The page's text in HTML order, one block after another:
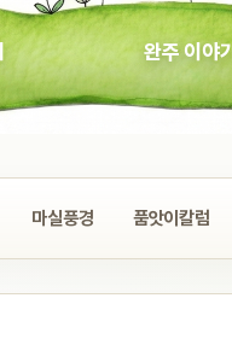
완주 이야기
마실풍경 품앗이칼럼